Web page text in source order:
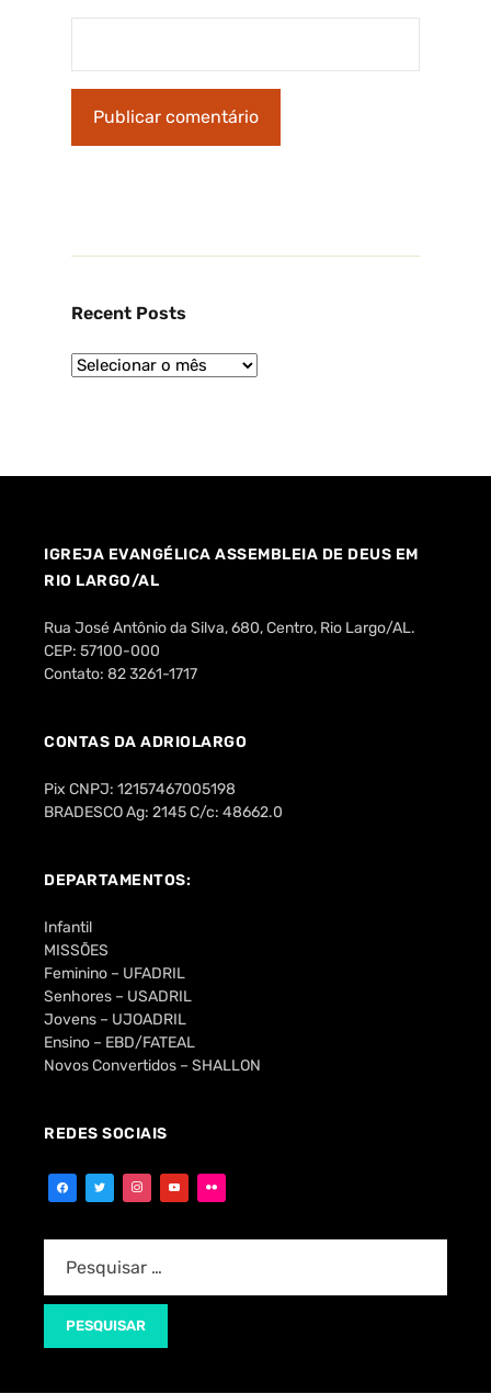
Recent Posts
IGREJA EVANGÉLICA ASSEMBLEIA DE DEUS EM
RIO LARGO/AL
Rua José Antônio da Silva, 680, Centro, Rio Largo/AL.
CEP: 57100-000
Contato: 82 3261-1717
CONTAS DA ADRIOLARGO
Pix CNPJ: 12157467005198
BRADESCO Ag: 2145 C/c: 48662.0
DEPARTAMENTOS:
Infantil
MISSÕES
Feminino – UFADRIL
Senhores – USADRIL
Jovens – UJOADRIL
Ensino – EBD/FATEAL
Novos Convertidos – SHALLON
REDES SOCIAIS